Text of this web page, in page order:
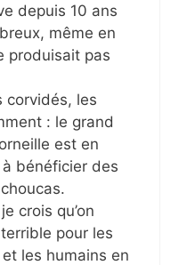
depuis 10 ans
même en
produisait pas
corvidés, les
: le grand
est en
bénéficier des
crois qu’on
pour les
les humains en